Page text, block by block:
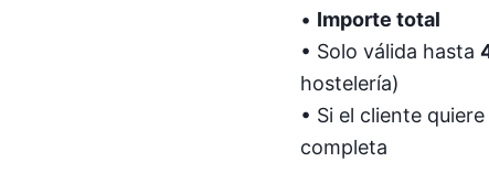
• Importe total
• Solo válida hasta
hostelería)
• Si el cliente
completa